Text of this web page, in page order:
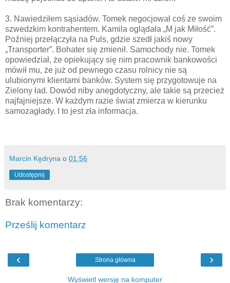
3. Nawiedziłem sąsiadów. Tomek negocjował coś ze swoim
szwedzkim kontrahentem. Kamila oglądała „M jak Miłość”.
Poźniej przełączyła na Puls, gdzie szedł jakiś nowy
„Transporter”. Bohater się zmienił. Samochody nie. Tomek
opowiedział, że opiekujący się nim pracownik bankowości
mówił mu, że już od pewnego czasu rolnicy nie są
ulubionymi klientami banków. System się przygotowuje na
Zielony ład. Dowód niby anegdotyczny, ale takie są przecież
najfajniejsze. W każdym razie świat zmierza w kierunku
samozagłady. I to jest zła informacja.
Marcin Kędryna o 01:56
Udostępnij
Brak komentarzy:
Prześlij komentarz
‹ ›
Strona główna
Wyświetl wersję na komputer